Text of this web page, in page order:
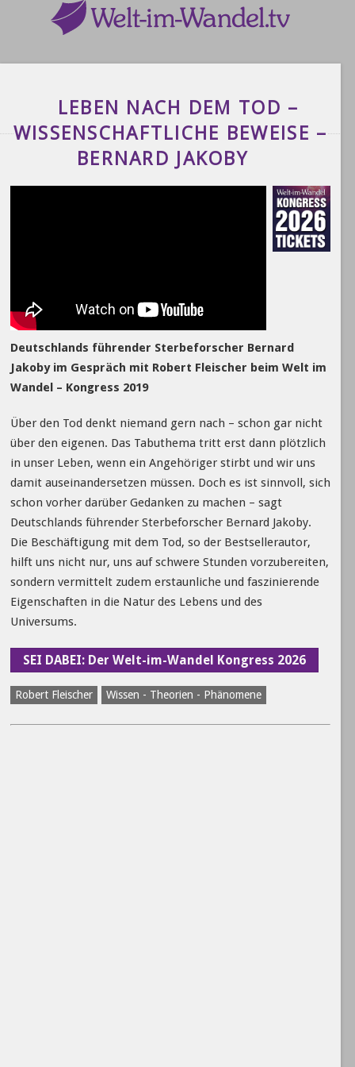
LEBEN NACH DEM TOD –
WISSENSCHAFTLICHE BEWEISE –
BERNARD JAKOBY
Deutschlands führender Sterbeforscher Bernard
Jakoby im Gespräch mit Robert Fleischer beim Welt im
Wandel – Kongress 2019
Über den Tod denkt niemand gern nach – schon gar nicht
über den eigenen. Das Tabuthema tritt erst dann plötzlich
in unser Leben, wenn ein Angehöriger stirbt und wir uns
damit auseinandersetzen müssen. Doch es ist sinnvoll, sich
schon vorher darüber Gedanken zu machen – sagt
Deutschlands führender Sterbeforscher Bernard Jakoby.
Die Beschäftigung mit dem Tod, so der Bestsellerautor,
hilft uns nicht nur, uns auf schwere Stunden vorzubereiten,
sondern vermittelt zudem erstaunliche und faszinierende
Eigenschaften in die Natur des Lebens und des
Universums.
SEI DABEI: Der Welt-im-Wandel Kongress 2026
Robert Fleischer Wissen - Theorien - Phänomene